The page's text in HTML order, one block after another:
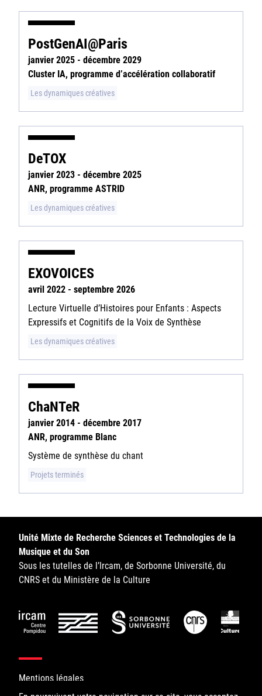
PostGenAI@Paris
janvier 2025 - décembre 2029
Cluster IA, programme d’accélération collaboratif
Les dynamiques créatives
DeTOX
janvier 2023 - décembre 2025
ANR, programme ASTRID
Les dynamiques créatives
EXOVOICES
avril 2022 - septembre 2026
Lecture Virtuelle d’Histoires pour Enfants : Aspects
Expressifs et Cognitifs de la Voix de Synthèse
Les dynamiques créatives
ChaNTeR
janvier 2014 - décembre 2017
ANR, programme Blanc
Système de synthèse du chant
Projets terminés
Unité Mixte de Recherche Sciences et Technologies de la
Musique et du Son
Sous les tutelles de l’Ircam, de Sorbonne Université, du
CNRS et du Ministère de la Culture
Mentions légales